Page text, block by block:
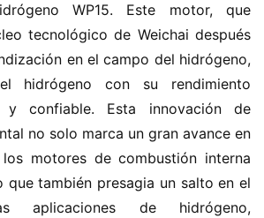
WP15. Este motor, que
tecnológico de Weichai después
en el campo del hidrógeno,
hidrógeno con su rendimiento
y confiable. Esta innovación de
no solo marca un gran avance en
motores de combustión interna
que también presagia un salto en el
aplicaciones de hidrógeno,